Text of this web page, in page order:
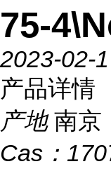
75-
2023-02-
产品详情
产地 南京
Cas：